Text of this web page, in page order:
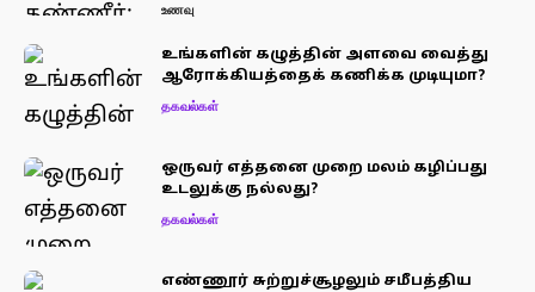
உணவு
உங்களின் கழுத்தின் அளவை வைத்து
ஆரோக்கியத்தைக் கணிக்க முடியுமா?
தகவல்கள்
ஒருவர் எத்தனை முறை மலம் கழிப்பது
உடலுக்கு நல்லது?
தகவல்கள்
எண்ணூர் சுற்றுச்சூழலும் சமீபத்திய